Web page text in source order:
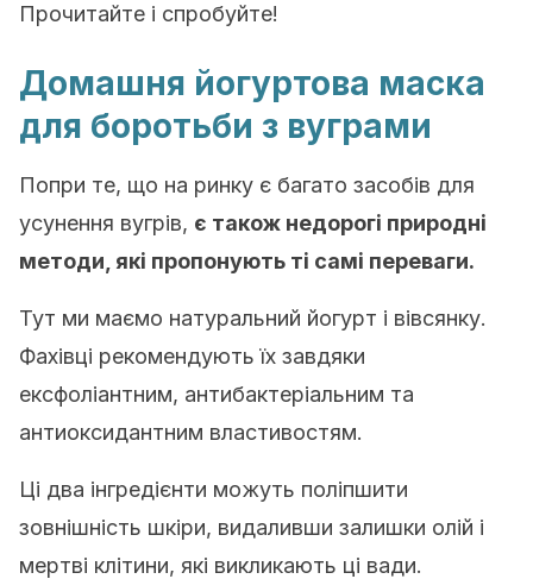
Прочитайте і спробуйте!
Домашня йогуртова маска
для боротьби з вуграми
Попри те, що на ринку є багато засобів для
усунення вугрів, є також недорогі природні
методи, які пропонують ті самі переваги.
Тут ми маємо натуральний йогурт і вівсянку.
Фахівці рекомендують їх завдяки
ексфоліантним, антибактеріальним та
антиоксидантним властивостям.
Ці два інгредієнти можуть поліпшити
зовнішність шкіри, видаливши залишки олій і
мертві клітини, які викликають ці вади.